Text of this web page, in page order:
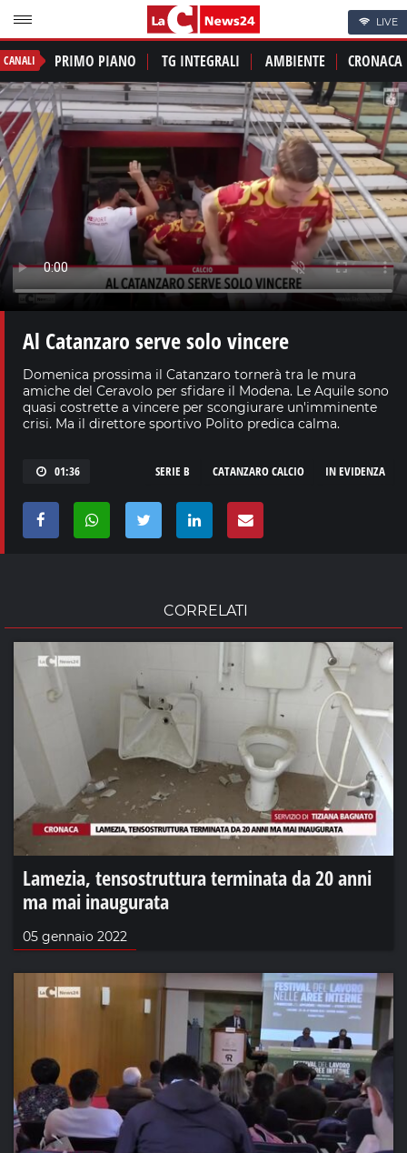
LIVE
CANALI PRIMO PIANO TG INTEGRALI AMBIENTE CRONACA
Al Catanzaro serve solo vincere
Domenica prossima il Catanzaro tornerà tra le mura
amiche del Ceravolo per sfidare il Modena. Le Aquile sono
quasi costrette a vincere per scongiurare un'imminente
crisi. Ma il direttore sportivo Polito predica calma.
01:36 IN EVIDENZA
CATANZARO CALCIO
SERIE B
CORRELATI
Lamezia, tensostruttura terminata da 20 anni
ma mai inaugurata
05 gennaio 2022